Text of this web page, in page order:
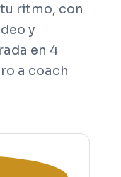
ritmo, con
y
en 4
a coach